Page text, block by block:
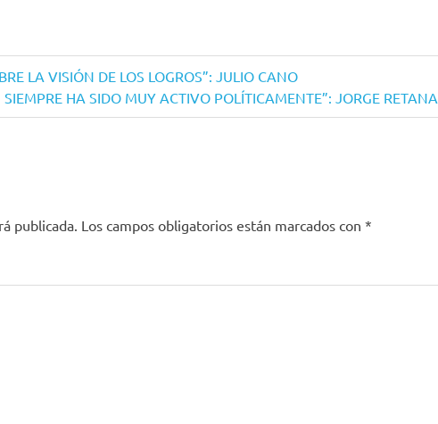
LA VISIÓN DE LOS LOGROS”: JULIO CANO
HA SIDO MUY ACTIVO POLÍTICAMENTE”: JORGE RETANA
publicada. Los campos obligatorios están marcados con *